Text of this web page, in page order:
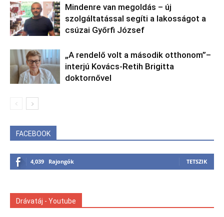
Mindenre van megoldás – új
szolgáltatással segíti a lakosságot a
csúzai Győrfi József
„A rendelő volt a második otthonom”–
interjú Kovács-Retih Brigitta
doktornővel
FACEBOOK
4,039 Rajongók TETSZIK
Drávatáj - Youtube